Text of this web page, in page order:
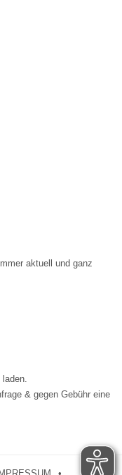
aktuell und ganz
& gegen Gebühr eine